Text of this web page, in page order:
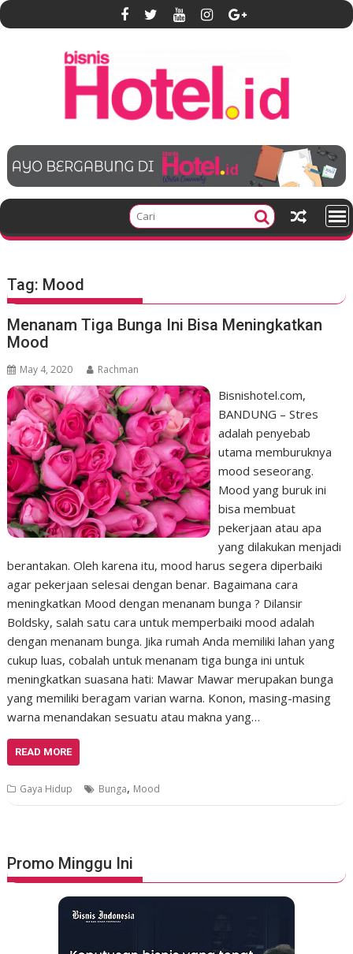
S
k
e
t
Tag: Mood
Menanam Tiga Bunga Ini Bisa Meningkatkan
Mood
May 4, 2020 Rachman
Bisnishotel.com,
BANDUNG – Stres
adalah penyebab
utama memburuknya
mood seseorang.
Mood yang buruk ini
bisa membuat
pekerjaan atau apa
yang dilakukan menjadi
berantakan. Oleh karena itu, mood harus segera diperbaiki
agar pekerjaan selesai dengan benar. Bagaimana cara
meningkatkan Mood dengan menanam bunga ? Dilansir
Boldsky, salah satu cara untuk memperbaiki mood adalah
dengan menanam bunga. Jika rumah Anda memiliki lahan yang
cukup luas, cobalah untuk menanam tiga bunga ini untuk
meningkatkan suasana hati: Mawar Mawar merupakan bunga
yang memiliki beragam varian warna. Konon, masing-masing
warna menandakan sesuatu atau makna yang…
READ MORE
Gaya Hidup Bunga, Mood
Promo Minggu Ini